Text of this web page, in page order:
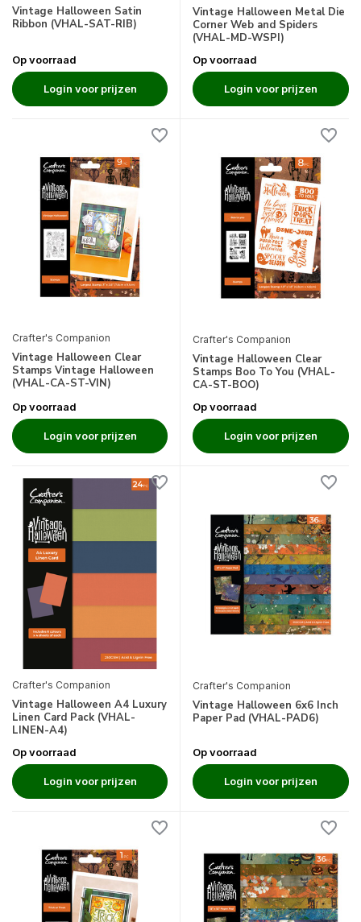
Vintage Halloween Satin
Ribbon (VHAL-SAT-RIB)
Op voorraad
Login voor prijzen
Vintage Halloween Metal Die
Corner Web and Spiders
(VHAL-MD-WSPI)
Op voorraad
Login voor prijzen
Crafter's Companion
Vintage Halloween Clear
Stamps Vintage Halloween
(VHAL-CA-ST-VIN)
Op voorraad
Login voor prijzen
Crafter's Companion
Vintage Halloween Clear
Stamps Boo To You (VHAL-
CA-ST-BOO)
Op voorraad
Login voor prijzen
Crafter's Companion
Vintage Halloween A4 Luxury
Linen Card Pack (VHAL-
LINEN-A4)
Op voorraad
Login voor prijzen
Crafter's Companion
Vintage Halloween 6x6 Inch
Paper Pad (VHAL-PAD6)
Op voorraad
Login voor prijzen